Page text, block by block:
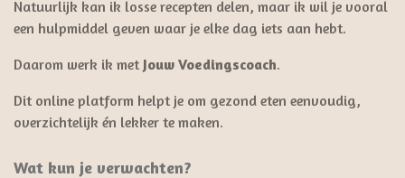
Natuurlijk kan ik losse recepten delen, maar ik wil je vooral
een hulpmiddel geven waar je elke dag iets aan hebt.
Daarom werk ik met Jouw Voedingscoach.
Dit online platform helpt je om gezond eten eenvoudig,
overzichtelijk én lekker te maken.
Wat kun je verwachten?